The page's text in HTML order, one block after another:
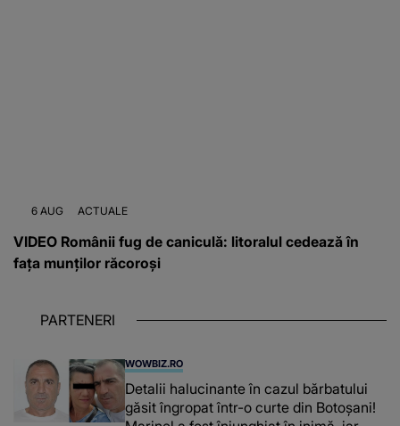
6 AUG ACTUALE
VIDEO Românii fug de caniculă: litoralul cedează în
fața munților răcoroși
PARTENERI
WOWBIZ.RO
Detalii halucinante în cazul bărbatului
găsit îngropat într-o curte din Botoșani!